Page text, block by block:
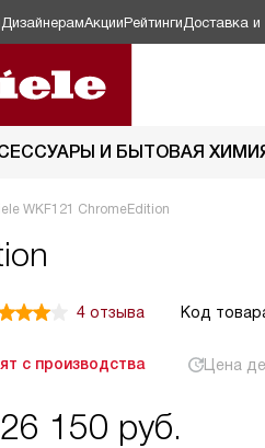
ДизайнерамАкцииРейтинги Доставка и
И БЫТОВАЯ
WKF121 ChromeEdition
4 отзыва Код
с производства Цена
150 руб.